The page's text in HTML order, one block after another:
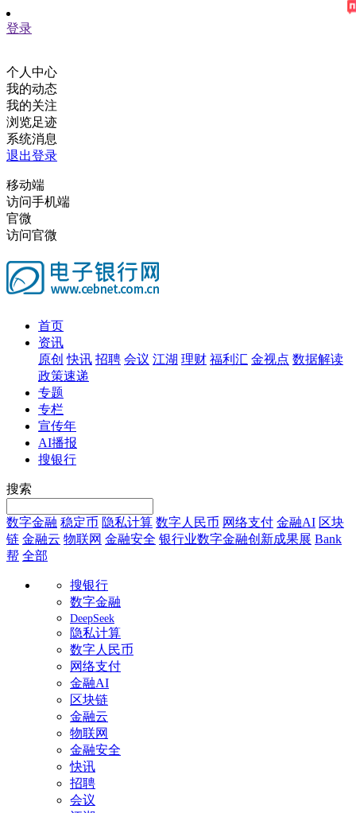
登录
个人中心
我的动态
我的关注
浏览足迹
系统消息
退出登录
移动端
访问手机端
官微
访问官微
首页
资讯
原创 快讯 招聘 会议 江湖 理财 福利汇 金视点 数据解读
政策速递
专题
专栏
宣传年
AI播报
搜银行
搜索
数字金融 稳定币 隐私计算 数字人民币 网络支付 金融AI 区块
链 金融云 物联网 金融安全 银行业数字金融创新成果展 Bank
帮 全部
搜银行
数字金融
DeepSeek
隐私计算
数字人民币
网络支付
金融AI
区块链
金融云
物联网
金融安全
快讯
招聘
会议